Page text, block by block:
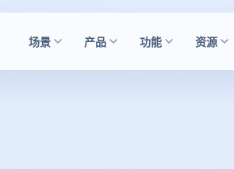
场景 产品 功能 资源